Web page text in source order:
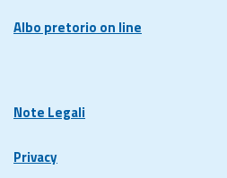
Albo pretorio on line
Note Legali
Privacy